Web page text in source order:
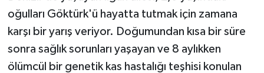
oğulları Göktürk'ü hayatta tutmak için zamana
karşı bir yarış veriyor. Doğumundan kısa bir süre
sonra sağlık sorunları yaşayan ve 8 aylıkken
ölümcül bir genetik kas hastalığı teşhisi konulan